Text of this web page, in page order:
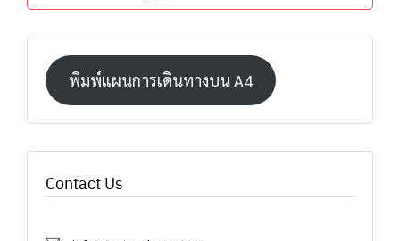
พิมพ์แผนการเดินทางบน A4
Contact Us